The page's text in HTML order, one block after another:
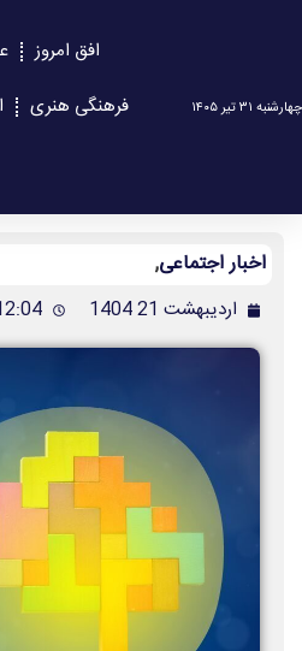
چهارشنبه ۳۱ تیر ۱۴۰۵
افق امروز
فرهنگی هنری
اخبار اجتماعی,
اردیبهشت 21 1404 12:04